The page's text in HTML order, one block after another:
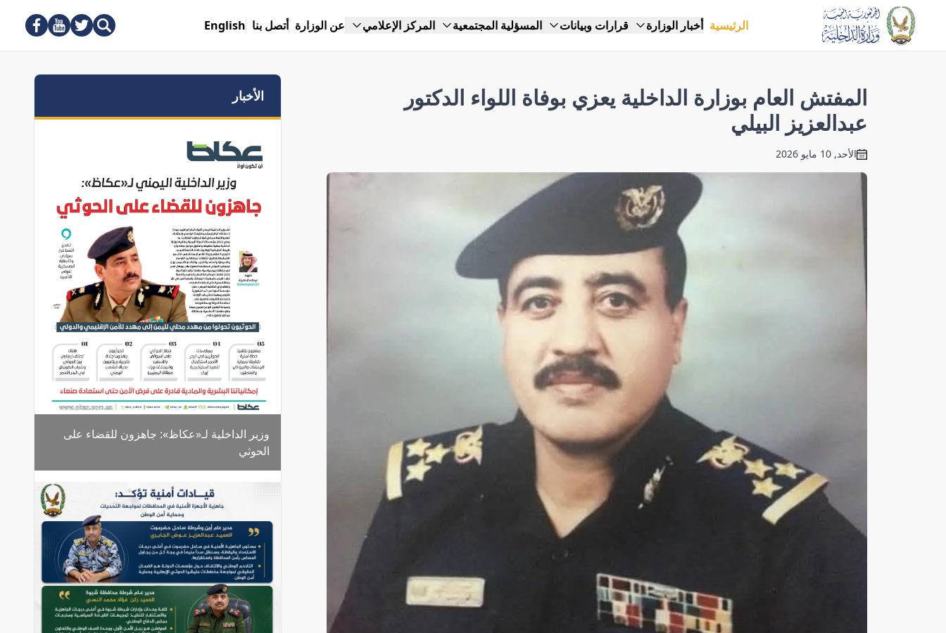
الرئيسية أخبار الوزارة قرارات وبيانات المسؤلية المجتمعية المركز الإعلامي عن الوزارة أتصل بنا English
المفتش العام بوزارة الداخلية يعزي بوفاة اللواء الدكتور
عبدالعزيز البيلي
الأحد, 10 مايو 2026
الأخبار
وزير الداخلية لـ«عكاظ»: جاهزون للقضاء على
الحوثي